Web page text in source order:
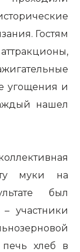
Гостям
угощения и
нашел
муки на
был
участники
хлеб в